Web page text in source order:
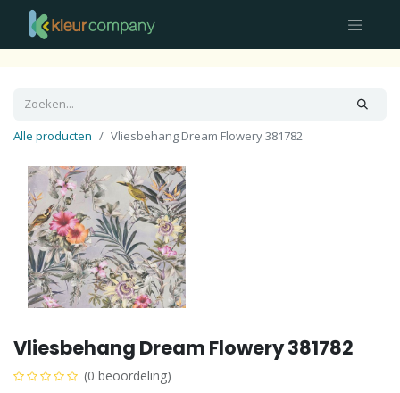
Alle producten Vliesbehang Dream Flowery 381782
Vliesbehang Dream Flowery 381782
(0 beoordeling)